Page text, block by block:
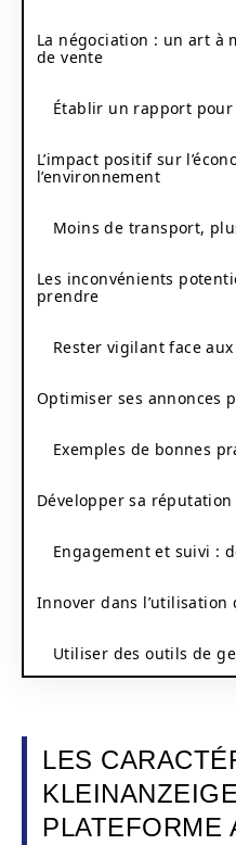
La négociation : un art à
de vente
Établir un rapport
L’impact positif sur
l’environnement
Moins de transport,
Les inconvénients
prendre
Rester vigilant face
Optimiser ses annonces
Exemples de bonnes
Développer sa
Engagement et suivi :
Innover dans
Utiliser des outils de
LES
PLATEFORME